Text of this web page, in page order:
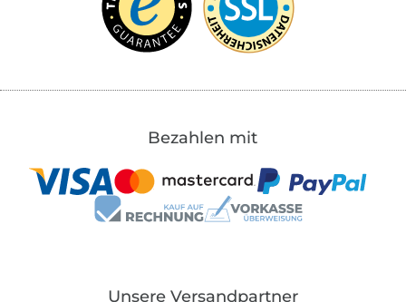
Bezahlen mit
Unsere Versandpartner